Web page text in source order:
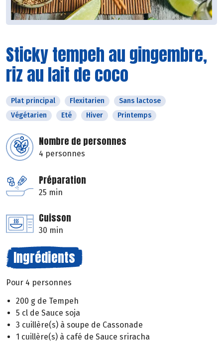
Sticky tempeh au gingembre,
riz au lait de coco
Plat principal Flexitarien
Sans lactose
Végétarien
Eté Hiver Printemps
Nombre de personnes
4 personnes
Préparation
25 min
Cuisson
30 min
Ingrédients
Pour 4 personnes
200 g de Tempeh
5 cl de Sauce soja
3 cuillère(s) à soupe de Cassonade
1 cuillère(s) à café de Sauce sriracha